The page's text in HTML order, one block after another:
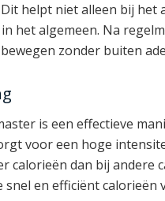
helpt niet alleen bij het
het algemeen. Na
zonder buiten
is een effectieve
voor een hoge
calorieën dan bij andere
en efficiënt